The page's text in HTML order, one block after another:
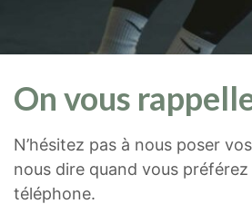
On vous
N’hésitez pas à nous poser
nous dire quand vous
téléphone.